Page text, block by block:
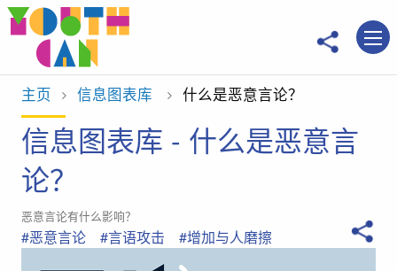
移到主內容
主页 信息图表库 当前位置：
什么是恶意言论？
信息图表库 - 什么是恶意言
论？
恶意言论有什么影响？
#恶意言论 #言语攻击 #增加与人磨擦